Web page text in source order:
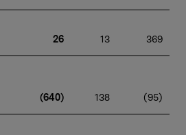
26 13 369
(640) 138 (95)